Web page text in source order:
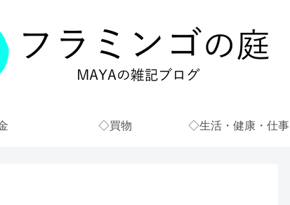
◇買物 ◇生活・健康・仕事